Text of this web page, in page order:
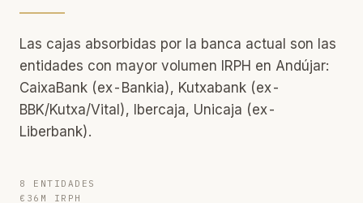
Las cajas absorbidas por la banca actual son las
entidades con mayor volumen IRPH en Andújar:
CaixaBank (ex-Bankia), Kutxabank (ex-
BBK/Kutxa/Vital), Ibercaja, Unicaja (ex-
Liberbank).
8 ENTIDADES
€36M IRPH